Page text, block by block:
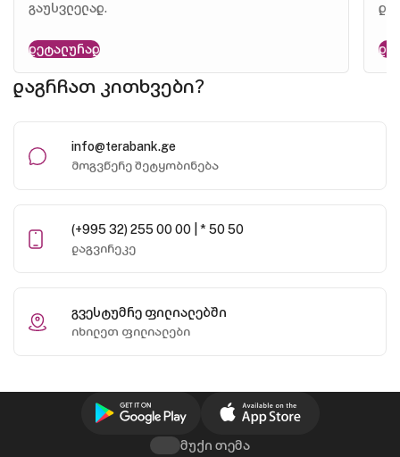
გაუსვლელად.
დეტალურად
და
დაგრჩათ კითხვები?
info@terabank.ge
მოგვწერე შეტყობინება
(+995 32) 255 00 00 | * 50 50
დაგვირეკე
გვესტუმრე ფილიალებში
იხილეთ ფილიალები
მუქი თემა